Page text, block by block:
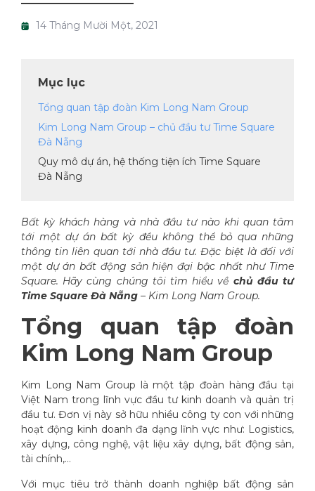
14 Tháng Mười Một, 2021
Mục lục
Tổng quan tập đoàn Kim Long Nam Group
Kim Long Nam Group – chủ đầu tư Time Square
Đà Nẵng
Quy mô dự án, hệ thống tiện ích Time Square
Đà Nẵng
Bất kỳ khách hàng và nhà đầu tư nào khi quan tâm
tới một dự án bất kỳ đều không thể bỏ qua những
thông tin liên quan tới nhà đầu tư. Đặc biệt là đối với
một dự án bất động sản hiện đại bậc nhất như Time
Square. Hãy cùng chúng tôi tìm hiểu về chủ đầu tư
Time Square Đà Nẵng – Kim Long Nam Group.
Tổng quan tập đoàn
Kim Long Nam Group
Kim Long Nam Group là một tập đoàn hàng đầu tại
Việt Nam trong lĩnh vực đầu tư kinh doanh và quản trị
đầu tư. Đơn vị này sở hữu nhiều công ty con với những
hoạt động kinh doanh đa dạng lĩnh vực như: Logistics,
xây dựng, công nghệ, vật liệu xây dựng, bất động sản,
tài chính,…
Với mục tiêu trở thành doanh nghiệp bất động sản